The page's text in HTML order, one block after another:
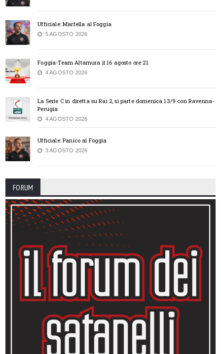
Ufficiale: Marfella al Foggia
5 AGOSTO 2026
Foggia-Team Altamura il 16 agosto ore 21
4 AGOSTO 2026
La Serie C in diretta su Rai 2, si parte domenica 13/9 con Ravenna-
Perugia
4 AGOSTO 2026
Ufficiale: Panico al Foggia
3 AGOSTO 2026
FORUM